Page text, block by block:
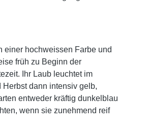
mit Feigensenf. Auch
44%vol. Füllmenge 0,7l
Steilhang Art der
anschließend 4 Jahre
20 Jahre
301 Flaschen GPSR-
WILD
runden, wärmenden
und dunklem Nougat entfalten
weiter. Abgang: Lang,
Der Brand verabschiedet
Bitternote, eleganter
feinen Schlehenfinale, das
zum Abschluss eines
einer hochweissen Farbe und
früh zu Beginn der
Ihr Laub leuchtet im
Herbst dann intensiv gelb,
entweder kräftig dunkelblau
wenn sie zunehmend reif